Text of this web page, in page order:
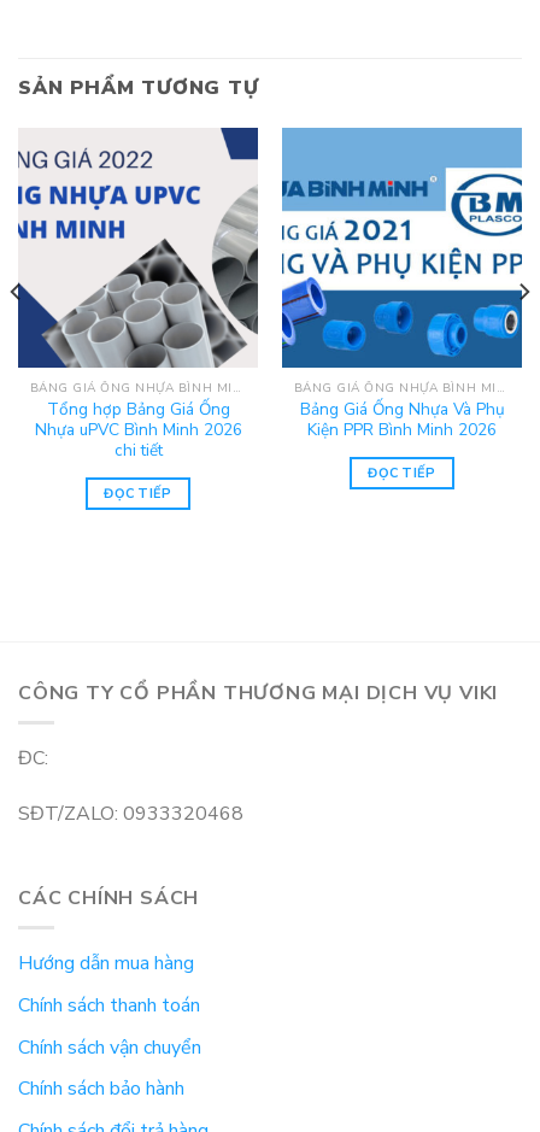
SẢN PHẨM TƯƠNG TỰ
BẢNG GIÁ ỐNG NHỰA BÌNH MINH 2025
Tổng hợp Bảng Giá Ống
Nhựa uPVC Bình Minh 2026
chi tiết
ĐỌC TIẾP
BẢNG GIÁ ỐNG NHỰA BÌNH MINH 2025
Bảng Giá Ống Nhựa Và Phụ
Kiện PPR Bình Minh 2026
ĐỌC TIẾP
CÔNG TY CỔ PHẦN THƯƠNG MẠI DỊCH VỤ VIKI
ĐC:
SĐT/ZALO: 0933320468
CÁC CHÍNH SÁCH
Hướng dẫn mua hàng
Chính sách thanh toán
Chính sách vận chuyển
Chính sách bảo hành